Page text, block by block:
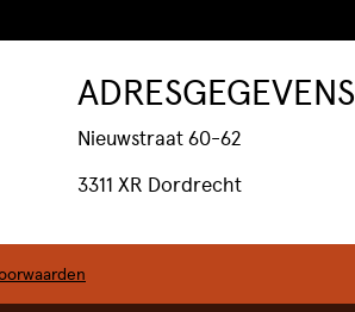
ADRESGEGEVENS
Nieuwstraat 60-62
3311 XR Dordrecht